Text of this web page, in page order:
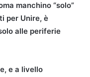
manchino “solo”
per Unire, è
alle periferie
e a livello